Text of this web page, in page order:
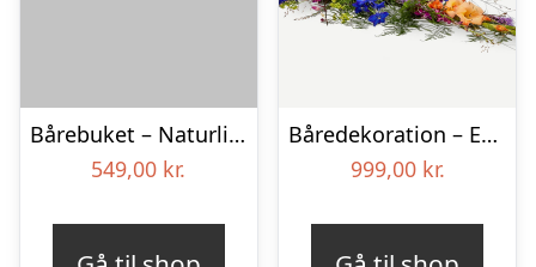
Bårebuket – Naturlig hvid
549,00 kr.
Båredekoration – Et farverigt farvel
999,00 kr.